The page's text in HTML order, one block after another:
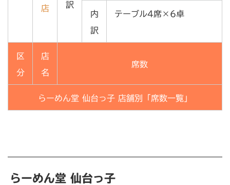
店
訳
内
訳
テーブル4席×6卓
区
分
店
名
席数
らーめん堂 仙台っ子 店舗別「席数一覧」
らーめん堂 仙台っ子